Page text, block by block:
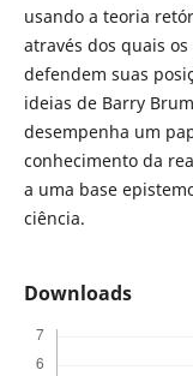
usando a teoria
através dos quais
defendem suas
ideias de Barry
desempenha um
conhecimento da
a uma base
ciência.
Downloads